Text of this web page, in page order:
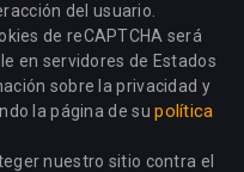
del usuario.
de reCAPTCHA será
en servidores de Estados
sobre la privacidad y
la página de supolítica
nuestro sitio contra el